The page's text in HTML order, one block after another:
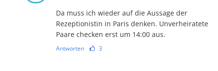
Da muss ich wieder auf die Aussage der
Rezeptionistin in Paris denken. Unverheiratete
Paare checken erst um 14:00 aus.
Antworten 3